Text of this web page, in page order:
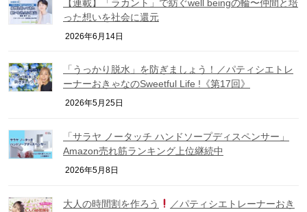
【連載】「ラカント」で紡ぐwell beingの輪〜仲間と培
った想いを社会に還元
2026年6月14日
「うっかり脱水」を防ぎましょう！／パティシエトレ
ーナーおきゃなのSweetful Life !《第17回》
2026年5月25日
「サラヤ ノータッチ ハンドソープディスペンサー」
Amazon売れ筋ランキング上位継続中
2026年5月8日
大人の時間割を作ろう
／パティシエトレーナーおき